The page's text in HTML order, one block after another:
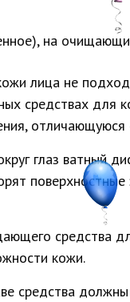
на
лица не
средствах для
глаз ватный
средства
кожи.
средства